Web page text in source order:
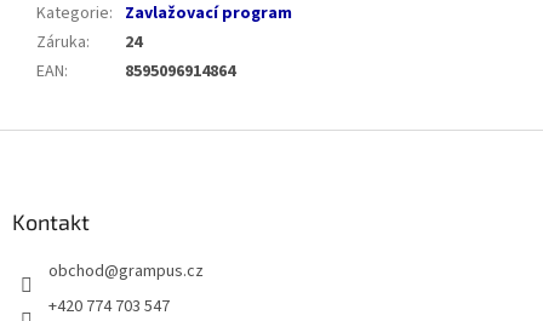
Kategorie: Zavlažovací program
Záruka:
24
EAN: 8595096914864
Kontakt
obchod@grampus.cz
+420 774 703 547